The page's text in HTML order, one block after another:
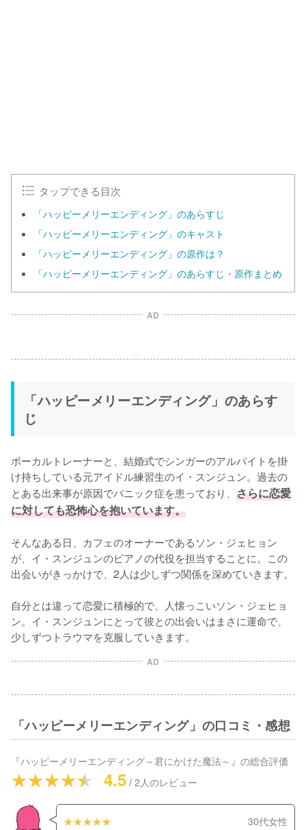
タップできる目次
「ハッピーメリーエンディング」のあらすじ
「ハッピーメリーエンディング」のキャスト
「ハッピーメリーエンディング」の原作は？
「ハッピーメリーエンディング」のあらすじ・原作まとめ
AD
「ハッピーメリーエンディング」のあらす
じ
ボーカルトレーナーと、結婚式でシンガーのアルバイトを掛
け持ちしている元アイドル練習生のイ・スンジュン。過去の
とある出来事が原因でパニック症を患っており、 さらに恋愛
に対しても恐怖心を抱いています。
そんなある日、カフェのオーナーであるソン・ジェヒョン
が、イ・スンジュンのピアノの代役を担当することに。この
出会いがきっかけで、2人は少しずつ関係を深めていきます。
自分とは違って恋愛に積極的で、人懐っこいソン・ジェヒョ
ン。イ・スンジュンにとって彼との出会いはまさに運命で、
少しずつトラウマを克服していきます。
AD
「ハッピーメリーエンディング」の口コミ・感想
『ハッピーメリーエンディング～君にかけた魔法～ 』の総合評価
4.5 / 2人のレビュー
30代女性